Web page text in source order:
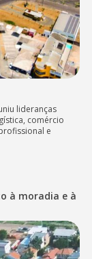
lideranças
comércio
e
à moradia e à